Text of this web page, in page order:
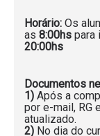
Horário: Os
as 8:00hs para
20:00hs
Documentos
1) Após a
por e-mail, RG
atualizado.
2) No dia do